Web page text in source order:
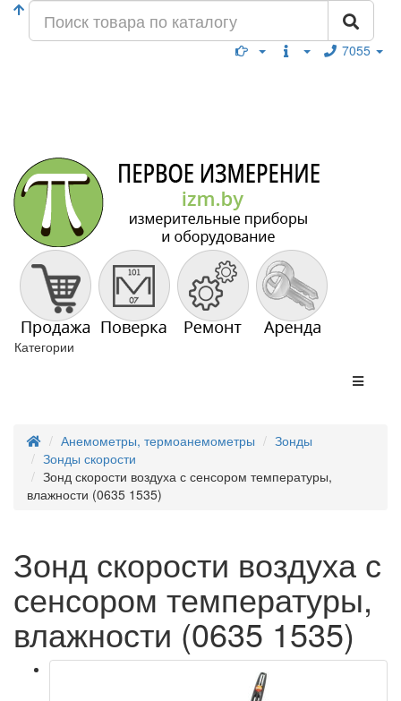
7055
Категории
Анемометры, термоанемометры
Зонды
Зонды скорости
Зонд скорости воздуха с сенсором температуры,
влажности (0635 1535)
Зонд скорости воздуха с
сенсором температуры,
влажности (0635 1535)